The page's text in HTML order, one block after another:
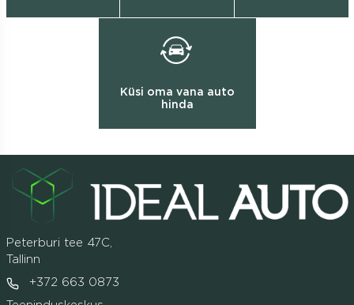
Küsi oma vana auto
hinda
Peterburi tee 47C,
Tallinn
+372 663 0873